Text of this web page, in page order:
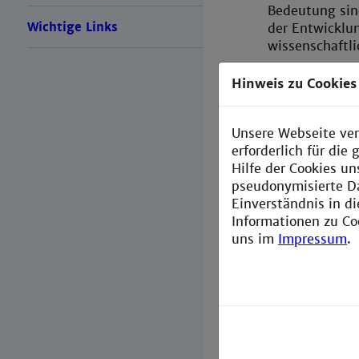
Wichtige Links
Bedeutung
der
Der
entscheidet
einschließlich
Die
in den
Hinweis zu Cookies
Unsere Webseite
erforderlich für die
Hilfe der Cookies
pseudonymisierte
Einverständnis in
Informationen zu
uns im Impressum.